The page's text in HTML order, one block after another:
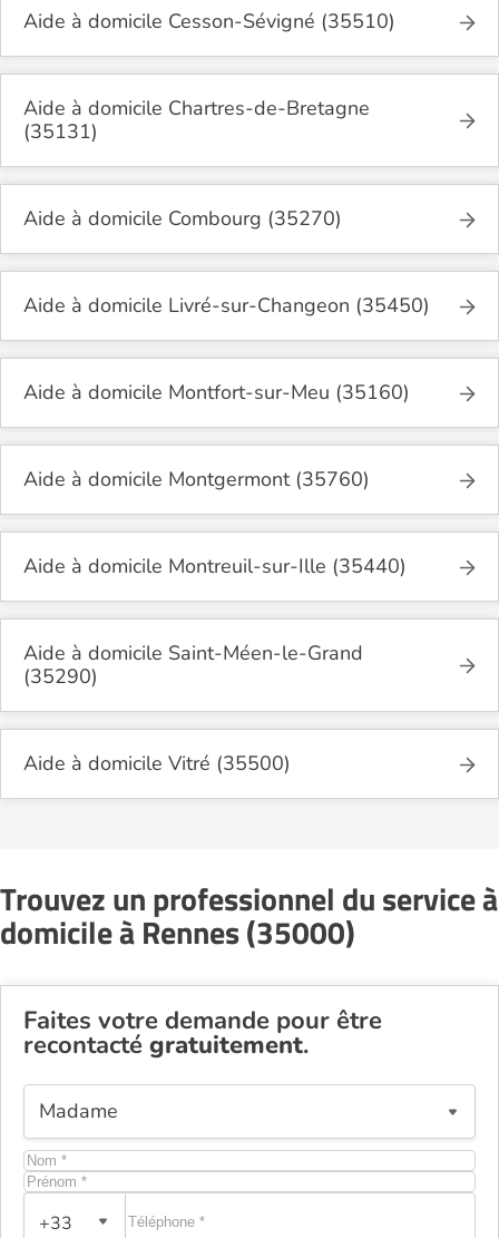
Aide à domicile Cesson-Sévigné (35510)
Aide à domicile Chartres-de-Bretagne
(35131)
Aide à domicile Combourg (35270)
Aide à domicile Livré-sur-Changeon (35450)
Aide à domicile Montfort-sur-Meu (35160)
Aide à domicile Montgermont (35760)
Aide à domicile Montreuil-sur-Ille (35440)
Aide à domicile Saint-Méen-le-Grand
(35290)
Aide à domicile Vitré (35500)
Trouvez un professionnel du service à
domicile à Rennes (35000)
Faites votre demande pour être
recontacté gratuitement.
+33